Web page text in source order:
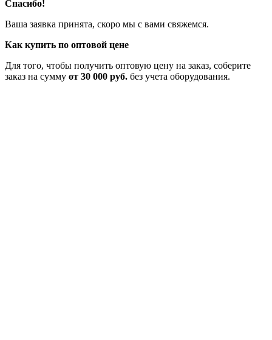
Спасибо!
Ваша заявка принята, скоро мы с вами свяжемся.
Как купить по оптовой цене
Для того, чтобы получить оптовую цену на заказ, соберите
заказ на сумму от 30 000 руб. без учета оборудования.